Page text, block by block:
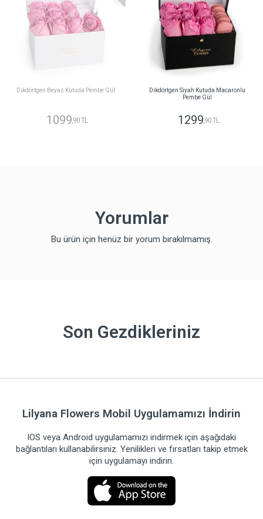
Dikdörtgen Beyaz Kutuda Pembe Gül
1099,90 TL
Dikdörtgen Siyah Kutuda Macaronlu
Pembe Gül
1299,90 TL
Yorumlar
Bu ürün için henüz bir yorum bırakılmamış.
Son Gezdikleriniz
Lilyana Flowers Mobil Uygulamamızı İndirin
IOS veya Android uygulamamızı indirmek için aşağıdaki
bağlantıları kullanabilirsiniz. Yenilikleri ve fırsatları takip etmek
için uygulamayı indirin.